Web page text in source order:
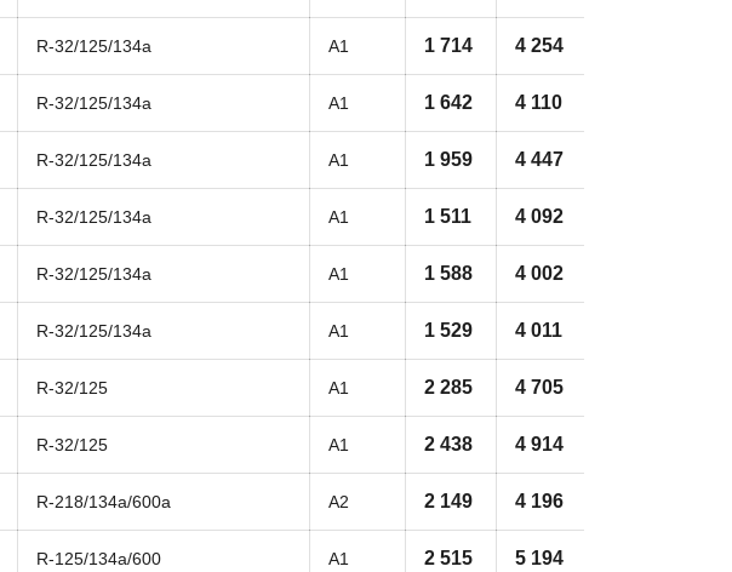
R-32/125/134a A1 1 714 4 254
R-32/125/134a A1 1 642 4 110
R-32/125/134a A1 1 959 4 447
R-32/125/134a A1 1 511 4 092
R-32/125/134a A1 1 588 4 002
R-32/125/134a A1 1 529 4 011
R-32/125 A1 2 285 4 705
R-32/125 A1 2 438 4 914
R-218/134a/600a A2 2 149 4 196
R-125/134a/600 A1 2 515 5 194